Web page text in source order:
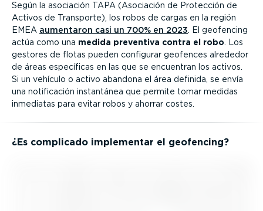
Según la asociación TAPA (Asociación de Protección de
Activos de Transporte), los robos de cargas en la región
EMEA aumentaron casi un 700% en 2023. El geofencing
actúa como una medida preventiva contra el robo. Los
gestores de flotas pueden configurar geofences alrededor
de áreas específicas en las que se encuentran los activos.
Si un vehículo o activo abandona el área definida, se envía
una notifi­cación instantánea que permite tomar medidas
inmediatas para evitar robos y ahorrar costes.
¿Es complicado implementar el geofencing?